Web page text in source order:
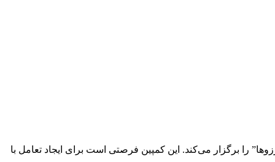
را برگزار می‌کند. این کمپین فرصتی است برای ایجاد تعامل با